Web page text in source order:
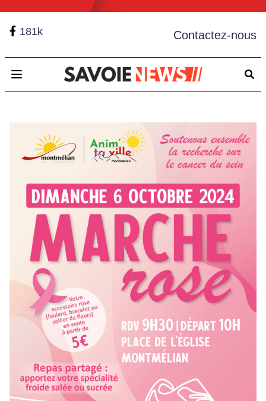
181k Contactez-nous
Open main menu